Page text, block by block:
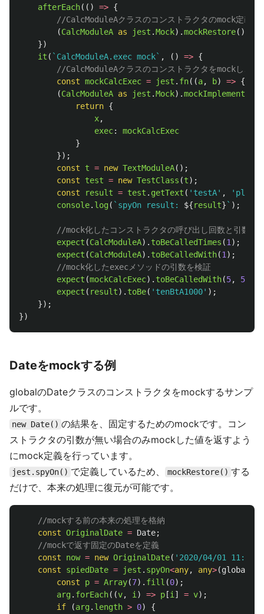
afterEach(() => {
//CalcModuleAクラスのコンストラクタのmock定義を
(CalcModuleA as jest .Mock).mockRestore();
})
it ( `CalcModuleA.exec mock` , () => {
//CalcModuleAクラスのコンストラクタをmockし、
const mockCalcExec = jest . fn((a, b) => {
(CalcModuleA as jest .Mock).
return {
x,
exec:
mockCalcExec
}
});
const
t = new TextModuleA();
const
test = new TestClass (t);
const
result = test . getText ( ' testA' , ' planB
console. log( `spyOn result: ${result} ` );
//mock化したコンストラクタの呼び出し回数と引数を
expect (CalcModuleA). toBeCalledTimes (1 );
expect (CalcModuleA). toBeCalledWith(1 );
//mock化したexecメソッドの引数を検証
expect (mockCalcExec). toBeCalledWith(5, 5
expect ( result). toBe( ' tenBtA1000' );
});
})
Dateをmockする例
globalのDateクラスのコンストラクタをmockするサンプ
ルです。
new Date() の結果を、固定するためのmockです。コン
ストラクタの引数が無い場合のみmockした値を返すよう
にmock定義を行っています。
jest.spyOn() で定義しているため、 mockRestore() する
だけで、本来の処理に復元が可能です。
//mockする前の本来の処理を格納
const OriginalDate = Date;
//mockで返す固定のDateを定義
const
now = new OriginalDate( ' 2020/04/01
const
spiedDate = jest . spyOn<any, any>(global
const
p = Array(7). fill (0);
arg. forEach((v, i ) => p [i ] = v);
if
(arg. length > 0)
{